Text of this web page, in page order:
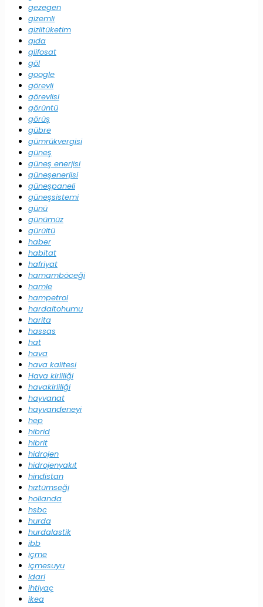
gezegen
gizemli
gizlitüketim
gıda
glifosat
göl
google
görevli
görevlisi
görüntü
görüş
gübre
gümrükvergisi
güneş
güneş enerjisi
güneşenerjisi
güneşpaneli
güneşsistemi
günü
günümüz
gürültü
haber
habitat
hafriyat
hamamböceği
hamle
hampetrol
hardaltohumu
harita
hassas
hat
hava
hava kalitesi
Hava kirliliği
havakirliliği
hayvanat
hayvandeneyi
hep
hibrid
hibrit
hidrojen
hidrojenyakıt
hindistan
hıztümseği
hollanda
hsbc
hurda
hurdalastik
ibb
içme
içmesuyu
idari
ihtiyaç
ikea